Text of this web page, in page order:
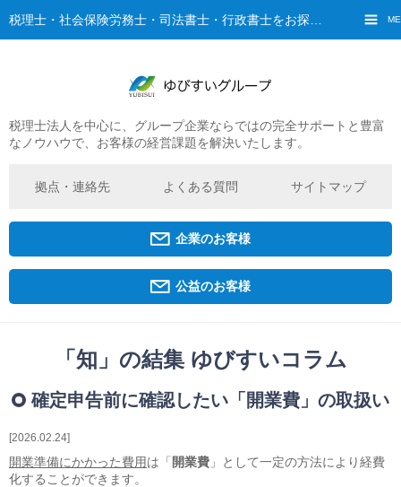
税理士法人を中心に、グループ企業ならではの完全サポートと豊富
なノウハウで、お客様の経営課題を解決いたします。
拠点・連絡先 よくある質問 サイトマップ
企業のお客様
公益のお客様
ご挨拶
グループ概要
ゆびすいのあゆみ
京都オフィス
相続・贈与・事業承継をお考えの方
医業経営者の方
寺院などの宗教法人経営者の方
認定こども園経営者の方
「知」の結集 ゆびすいコラム
2026.02.24
確定申告前に確認したい「開業費」の取扱い
開業準備にかかった費用は「 開業費 」として一定の方法により経費
化することができます。